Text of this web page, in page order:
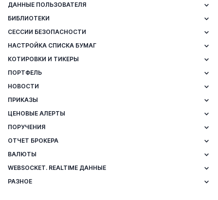
ДАННЫЕ ПОЛЬЗОВАТЕЛЯ
БИБЛИОТЕКИ
СЕССИИ БЕЗОПАСНОСТИ
НАСТРОЙКА СПИСКА БУМАГ
КОТИРОВКИ И ТИКЕРЫ
ПОРТФЕЛЬ
НОВОСТИ
ПРИКАЗЫ
ЦЕНОВЫЕ АЛЕРТЫ
ПОРУЧЕНИЯ
ОТЧЕТ БРОКЕРА
ВАЛЮТЫ
WEBSOCKET. REALTIME ДАННЫЕ
РАЗНОЕ